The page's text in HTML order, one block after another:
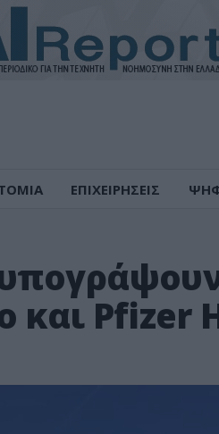
ΕΠΙΧΕΙΡΗΣΕΙΣ
και Pfizer